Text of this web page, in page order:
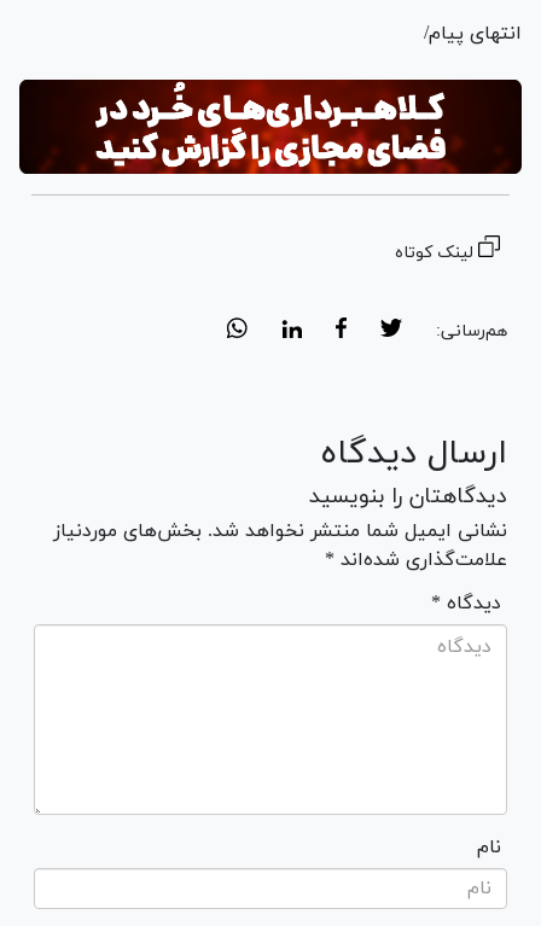
انتهای پیام/
لینک کوتاه
هم‌رسانی:
ارسال دیدگاه
دیدگاهتان را بنویسید
نشانی ایمیل شما منتشر نخواهد شد. بخش‌های موردنیاز
علامت‌گذاری شده‌اند *
* دیدگاه
نام